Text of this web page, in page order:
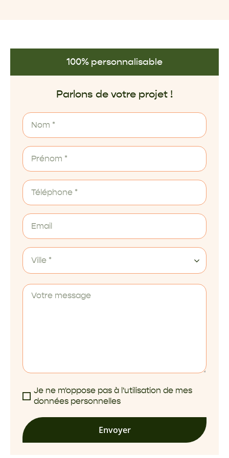
100% personnalisable
Parlons de votre projet !
Ville *
Je ne m'oppose pas à l'utilisation de mes
données personnelles
Envoyer